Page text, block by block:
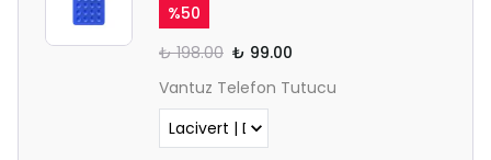
%50
₺ 198.00 ₺ 99.00
Vantuz Telefon Tutucu